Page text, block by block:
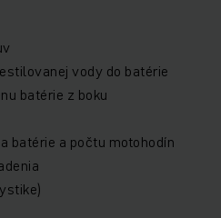
vody do batérie
batérie z boku
batérie a počtu motohodín